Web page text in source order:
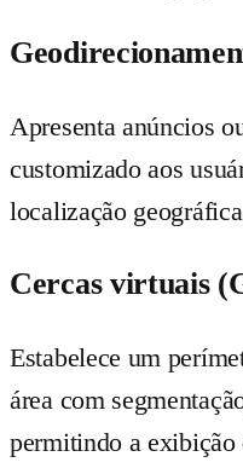
Apresenta anúncios
customizado aos
localização
Cercas virtuais
Estabelece um
área com
permitindo a exibição